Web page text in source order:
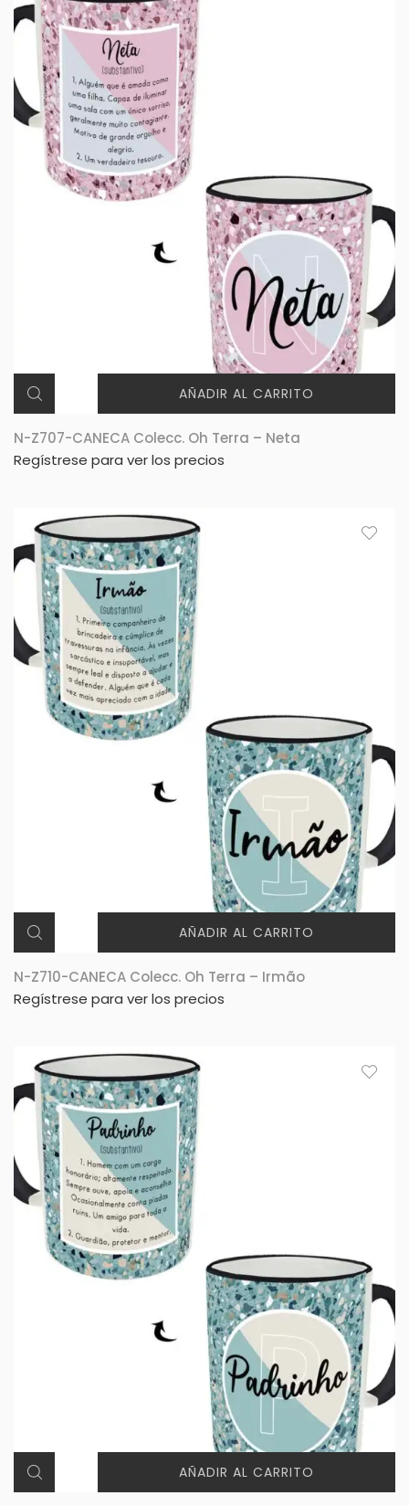
AÑADIR AL CARRITO
N-Z707-CANECA Colecc. Oh Terra – Neta
Regístrese para ver los precios
AÑADIR AL CARRITO
N-Z710-CANECA Colecc. Oh Terra – Irmão
Regístrese para ver los precios
AÑADIR AL CARRITO